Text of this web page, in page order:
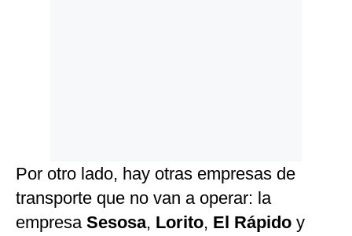
Por otro lado, hay otras empresas de
transporte que no van a operar: la
empresa Sesosa, Lorito, El Rápido y